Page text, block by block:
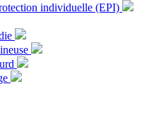
individuelle (EPI)